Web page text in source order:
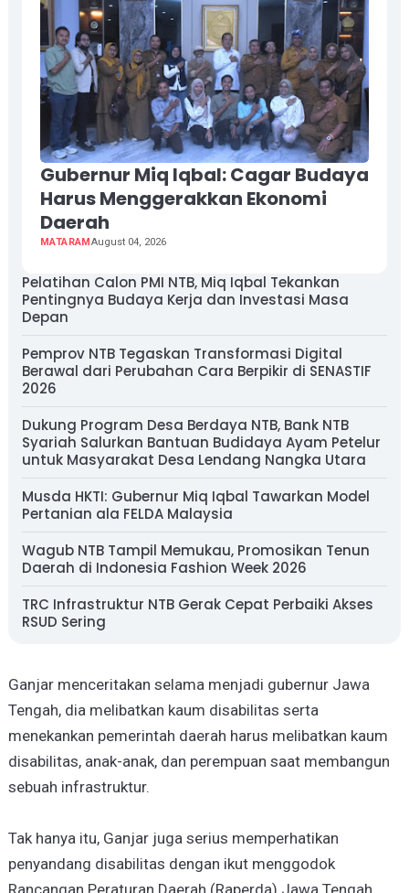
Gubernur Miq Iqbal: Cagar Budaya
Harus Menggerakkan Ekonomi
Daerah
MATARAM August 04, 2026
Pelatihan Calon PMI NTB, Miq Iqbal Tekankan
Pentingnya Budaya Kerja dan Investasi Masa
Depan
Pemprov NTB Tegaskan Transformasi Digital
Berawal dari Perubahan Cara Berpikir di SENASTIF
2026
Dukung Program Desa Berdaya NTB, Bank NTB
Syariah Salurkan Bantuan Budidaya Ayam Petelur
untuk Masyarakat Desa Lendang Nangka Utara
Musda HKTI: Gubernur Miq Iqbal Tawarkan Model
Pertanian ala FELDA Malaysia
Wagub NTB Tampil Memukau, Promosikan Tenun
Daerah di Indonesia Fashion Week 2026
TRC Infrastruktur NTB Gerak Cepat Perbaiki Akses
RSUD Sering
Ganjar menceritakan selama menjadi gubernur Jawa
Tengah, dia melibatkan kaum disabilitas serta
menekankan pemerintah daerah harus melibatkan kaum
disabilitas, anak-anak, dan perempuan saat membangun
sebuah infrastruktur.
Tak hanya itu, Ganjar juga serius memperhatikan
penyandang disabilitas dengan ikut menggodok